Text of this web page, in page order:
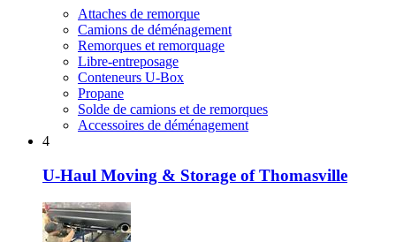
Attaches de remorque
Camions de déménagement
Remorques et remorquage
Libre-entreposage
Conteneurs U-Box
Propane
Solde de camions et de remorques
Accessoires de déménagement
4
U-Haul Moving & Storage of Thomasville